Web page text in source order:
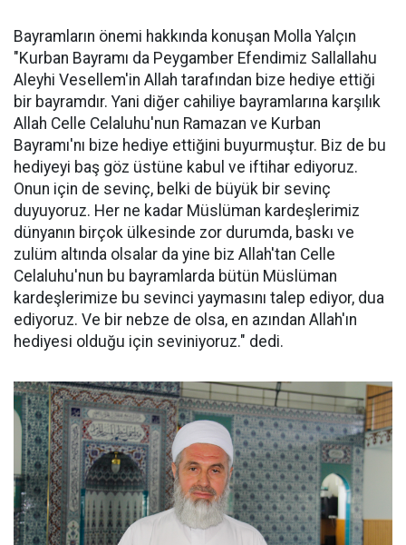
Bayramların önemi hakkında konuşan Molla Yalçın
"Kurban Bayramı da Peygamber Efendimiz Sallallahu
Aleyhi Vesellem'in Allah tarafından bize hediye ettiği
bir bayramdır. Yani diğer cahiliye bayramlarına karşılık
Allah Celle Celaluhu'nun Ramazan ve Kurban
Bayramı'nı bize hediye ettiğini buyurmuştur. Biz de bu
hediyeyi baş göz üstüne kabul ve iftihar ediyoruz.
Onun için de sevinç, belki de büyük bir sevinç
duyuyoruz. Her ne kadar Müslüman kardeşlerimiz
dünyanın birçok ülkesinde zor durumda, baskı ve
zulüm altında olsalar da yine biz Allah'tan Celle
Celaluhu'nun bu bayramlarda bütün Müslüman
kardeşlerimize bu sevinci yaymasını talep ediyor, dua
ediyoruz. Ve bir nebze de olsa, en azından Allah'ın
hediyesi olduğu için seviniyoruz." dedi.